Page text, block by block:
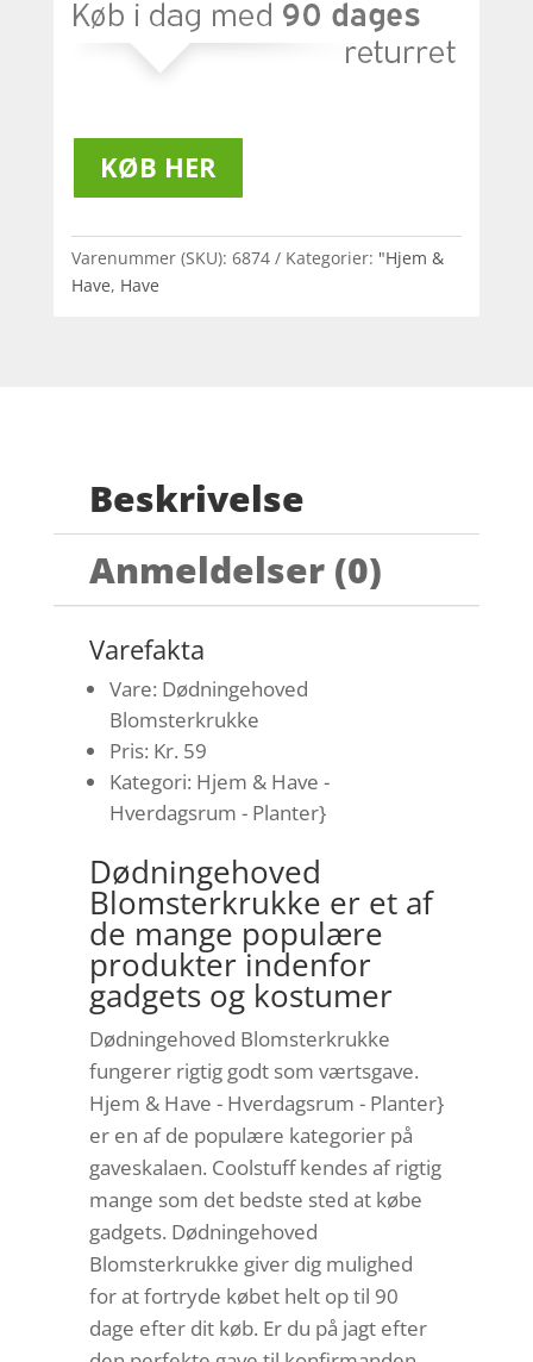
KØB HER
Varenummer (SKU): 6874 Kategorier: "Hjem &
Have, Have
Beskrivelse
Anmeldelser (0)
Varefakta
Vare: Dødningehoved
Blomsterkrukke
Pris: Kr. 59
Kategori: Hjem & Have -
Hverdagsrum - Planter}
Dødningehoved
Blomsterkrukke er et af
de mange populære
produkter indenfor
gadgets og kostumer
Dødningehoved Blomsterkrukke
fungerer rigtig godt som værtsgave.
Hjem & Have - Hverdagsrum - Planter}
er en af de populære kategorier på
gaveskalaen. Coolstuff kendes af rigtig
mange som det bedste sted at købe
gadgets. Dødningehoved
Blomsterkrukke giver dig mulighed
for at fortryde købet helt op til 90
dage efter dit køb. Er du på jagt efter